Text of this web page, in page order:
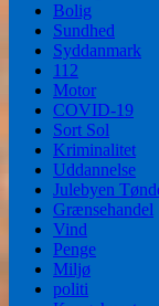
Bolig
Sundhed
Syddanmark
112
Motor
COVID-19
Sort Sol
Kriminalitet
Uddannelse
Julebyen
Grænsehandel
Vind
Penge
Miljø
politi